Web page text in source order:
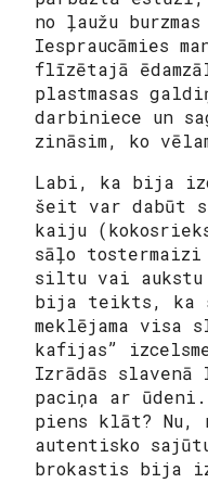
no ļaužu
Iespraucāmies
flīzētajā
plastmasas
darbiniece un
zināsim, ko
Labi, ka bija
šeit var dabūt
kaiju
sāļo
siltu vai
bija teikts, ka
meklējama visa
kafijas”
Izrādās
paciņa ar
piens klāt? Nu,
autentisko
brokastis bija